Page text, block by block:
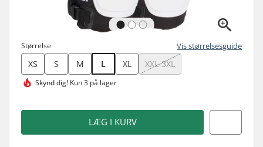
Størrelse Vis størrelsesguide
XS S M L XL XXL-3XL
Skynd dig! Kun 3 på lager
LÆG I KURV